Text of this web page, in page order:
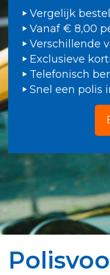
Vergelijk
Vanaf € 8,00
Verschillende
Exclusieve
Telefonisch
Snel een polis